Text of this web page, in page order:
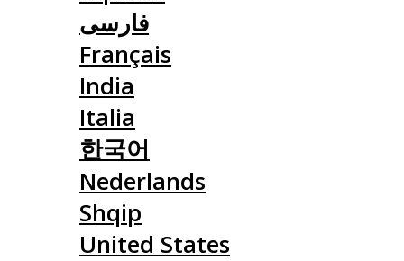
فارسی
Français
India
Italia
한국어
Nederlands
Shqip
United States